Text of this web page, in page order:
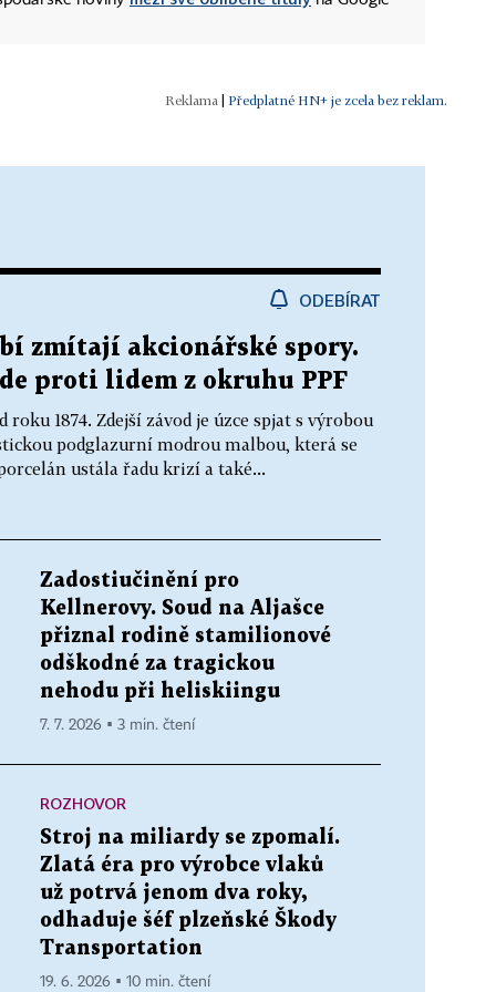
| Předplatné HN+ je zcela bez reklam.
ODEBÍRAT
zmítají akcionářské spory.
proti lidem z okruhu PPF
1874. Zdejší závod je úzce spjat s výrobou
podglazurní modrou malbou, která se
ustála řadu krizí a také...
Zadostiučinění pro
Kellnerovy. Soud na Aljašce
přiznal rodině stamilionové
odškodné za tragickou
nehodu při heliskiingu
7. 7. 2026 ▪ 3 min. čtení
ROZHOVOR
Stroj na miliardy se zpomalí.
Zlatá éra pro výrobce vlaků
už potrvá jenom dva roky,
odhaduje šéf plzeňské Škody
Transportation
19. 6. 2026 ▪ 10 min. čtení